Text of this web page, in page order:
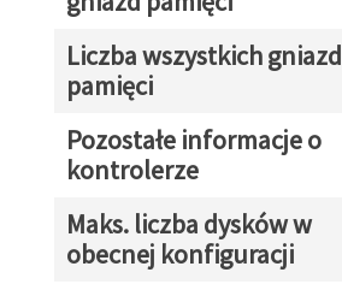
Liczba wszystkich gniazd
pamięci
Pozostałe informacje o
kontrolerze
Maks. liczba dysków w
obecnej konfiguracji